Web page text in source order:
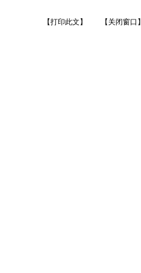
【打印此文】 【关闭窗口】